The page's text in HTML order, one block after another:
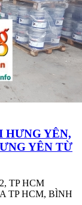
HƯNG YÊN,
YÊN TỪ
TP HCM
TP HCM, BÌNH